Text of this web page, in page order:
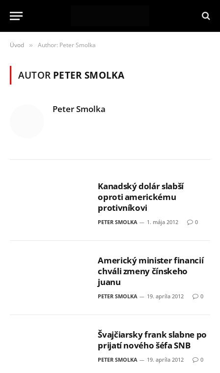
Úvod » Author: Peter Smolka
AUTOR PETER SMOLKA
Peter Smolka
Kanadský dolár slabší
oproti americkému
protivníkovi
PETER SMOLKA 1. mája 2012 0
Americký minister financií
chváli zmeny čínskeho
juanu
PETER SMOLKA 19. apríla 2012 0
Švajčiarsky frank slabne po
prijatí nového šéfa SNB
PETER SMOLKA 19. apríla 2012 0